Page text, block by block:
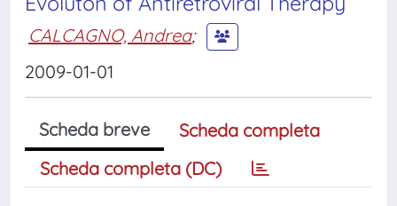
CALCAGNO, Andrea;
2009-01-01
Scheda breve
Scheda completa
Scheda completa (DC)